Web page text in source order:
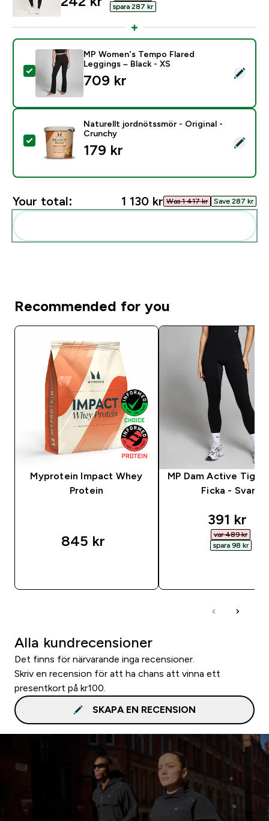
spara 287 kr‎
Select this product - MP Women's Tempo Flared
MP Women's Tempo Flared
Leggings – Black - XS
709 kr‎
Select this product - Naturellt jordnötssmör -
Naturellt jordnötssmör - Original -
Crunchy
179 kr‎
Your total: 1 130 kr‎ Was 1 417 kr‎ Save 287 kr‎
Recommended for you
Myprotein Impact Whey
Protein
845 kr‎
MP Dam Active
Ficka - Svart
391 kr‎
var 489 kr‎
spara 98 kr‎
Alla kundrecensioner
Det finns för närvarande inga recensioner.
Skriv en recension för att ha chans att vinna ett
presentkort på kr100.
SKAPA EN RECENSION